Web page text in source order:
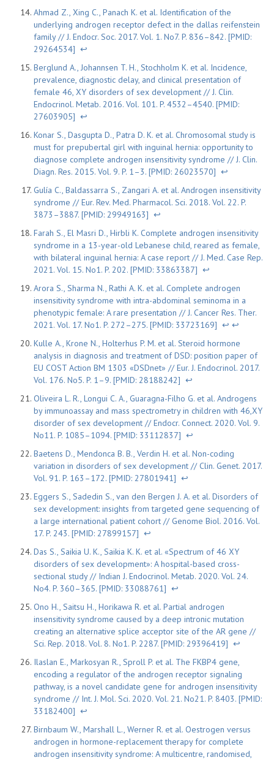
Ahmad Z., Xing C., Panach K. et al. Identification of the
underlying androgen receptor defect in the dallas reifenstein
family // J. Endocr. Soc. 2017. Vol. 1. No7. P. 836–842. [PMID:
29264534] ↩
Berglund A., Johannsen T. H., Stochholm K. et al. Incidence,
prevalence, diagnostic delay, and clinical presentation of
female 46, XY disorders of sex development // J. Clin.
Endocrinol. Metab. 2016. Vol. 101. P. 4532–4540. [PMID:
27603905] ↩
Konar S., Dasgupta D., Patra D. K. et al. Chromosomal study is
must for prepubertal girl with inguinal hernia: opportunity to
diagnose complete androgen insensitivity syndrome // J. Clin.
Diagn. Res. 2015. Vol. 9. P. 1–3. [PMID: 26023570] ↩
Gulía C., Baldassarra S., Zangari A. et al. Androgen insensitivity
syndrome // Eur. Rev. Med. Pharmacol. Sci. 2018. Vol. 22. P.
3873–3887. [PMID: 29949163] ↩
Farah S., El Masri D., Hirbli K. Complete androgen insensitivity
syndrome in a 13-year-old Lebanese child, reared as female,
with bilateral inguinal hernia: A case report // J. Med. Case Rep.
2021. Vol. 15. No1. P. 202. [PMID: 33863387] ↩
Arora S., Sharma N., Rathi A. K. et al. Complete androgen
insensitivity syndrome with intra-abdominal seminoma in a
phenotypic female: A rare presentation // J. Cancer Res. Ther.
2021. Vol. 17. No1. P. 272–275. [PMID: 33723169] ↩ ↩
Kulle A., Krone N., Holterhus P. M. et al. Steroid hormone
analysis in diagnosis and treatment of DSD: position paper of
EU COST Action BM 1303 «DSDnet» // Eur. J. Endocrinol. 2017.
Vol. 176. No5. P. 1–9. [PMID: 28188242] ↩
Oliveira L. R., Longui C. A., Guaragna-Filho G. et al. Androgens
by immunoassay and mass spectrometry in children with 46,XY
disorder of sex development // Endocr. Connect. 2020. Vol. 9.
No11. P. 1085–1094. [PMID: 33112837] ↩
Baetens D., Mendonca B. B., Verdin H. et al. Non-coding
variation in disorders of sex development // Clin. Genet. 2017.
Vol. 91. P. 163–172. [PMID: 27801941] ↩
Eggers S., Sadedin S., van den Bergen J. A. et al. Disorders of
sex development: insights from targeted gene sequencing of
a large international patient cohort // Genome Biol. 2016. Vol.
17. P. 243. [PMID: 27899157] ↩
Das S., Saikia U. K., Saikia K. K. et al. «Spectrum of 46 XY
disorders of sex development»: A hospital-based cross-
sectional study // Indian J. Endocrinol. Metab. 2020. Vol. 24.
No4. P. 360–365. [PMID: 33088761] ↩
Ono H., Saitsu H., Horikawa R. et al. Partial androgen
insensitivity syndrome caused by a deep intronic mutation
creating an alternative splice acceptor site of the AR gene //
Sci. Rep. 2018. Vol. 8. No1. P. 2287. [PMID: 29396419] ↩
Ilaslan E., Markosyan R., Sproll P. et al. The FKBP4 gene,
encoding a regulator of the androgen receptor signaling
pathway, is a novel candidate gene for androgen insensitivity
syndrome // Int. J. Mol. Sci. 2020. Vol. 21. No21. P. 8403. [PMID:
33182400] ↩
Birnbaum W., Marshall L., Werner R. et al. Oestrogen versus
androgen in hormone-replacement therapy for complete
androgen insensitivity syndrome: A multicentre, randomised,